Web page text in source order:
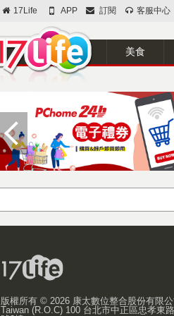
17Life APP 訂閱 客服中心
美食
版權所有 © 2026 康太數位整合股份有限
Taiwan (R.O.C) 100 台北市中正區忠孝東